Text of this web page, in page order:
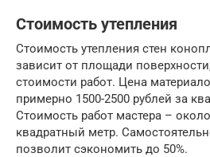
Стоимость утепления
Стоимость утепления стен
зависит от площади
стоимости работ. Цена
примерно 1500-2500 рублей за
Стоимость работ мастера –
квадратный метр.
позволит сэкономить до 50%.